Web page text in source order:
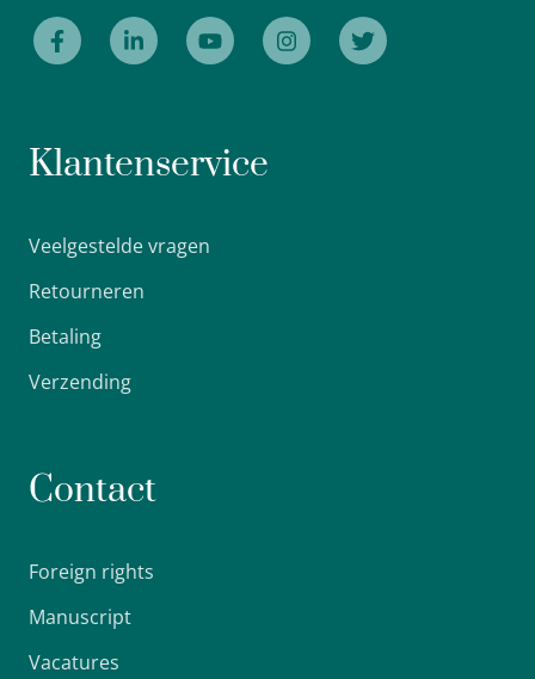
Klantenservice
Veelgestelde vragen
Retourneren
Betaling
Verzending
Contact
Foreign rights
Manuscript
Vacatures